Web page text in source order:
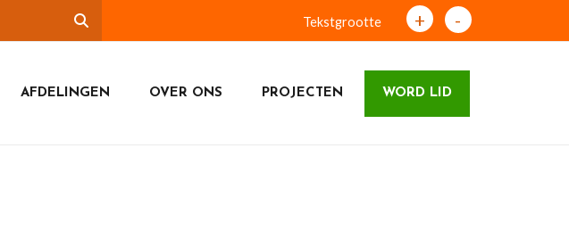
Tekstgrootte + -
AFDELINGEN OVER ONS PROJECTEN WORD LID